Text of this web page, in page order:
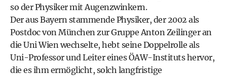
so der Physiker mit Augenzwinkern.
Der aus Bayern stammende Physiker, der 2002 als
Postdoc von München zur Gruppe Anton Zeilinger an
die Uni Wien wechselte, hebt seine Doppelrolle als
Uni-Professor und Leiter eines ÖAW-Instituts hervor,
die es ihm ermöglicht, solch langfristige